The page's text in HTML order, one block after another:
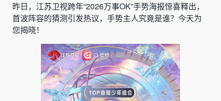
昨日，江苏卫视跨年“2026万事OK”手势海报惊喜释出，
首波阵容的猜测引发热议，手势主人究竟是谁？今天为
您揭晓！